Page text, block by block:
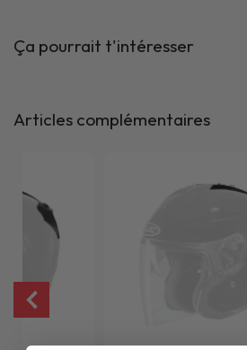
Ça pourrait t'intéresser
Articles complémentaires